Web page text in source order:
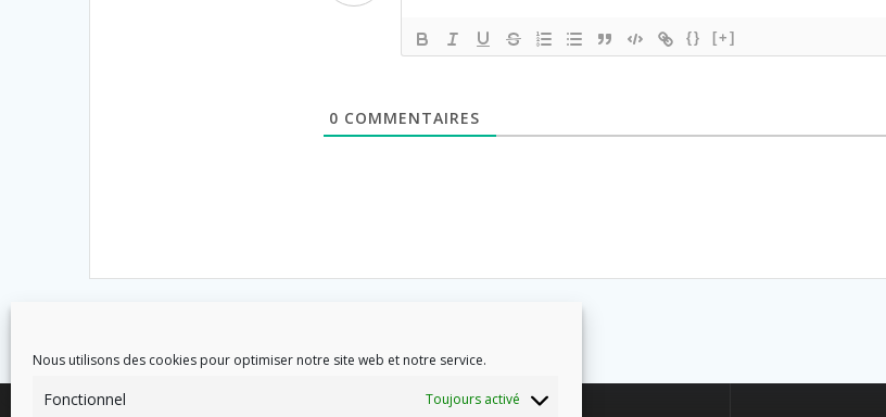
Nous utilisons des cookies pour optimiser notre site web et notre service.
Fonctionnel Toujours activé
{} [+]
0 COMMENTAIRES